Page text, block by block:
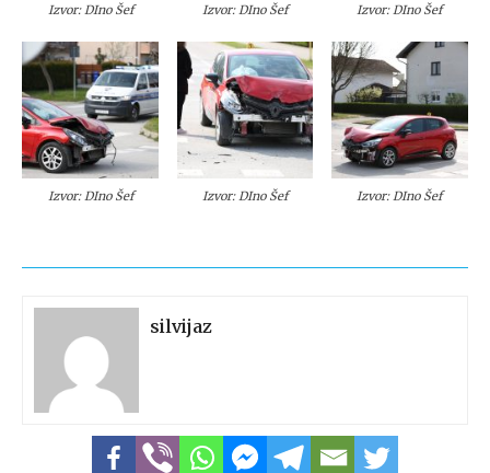
Izvor: DIno Šef Izvor: DIno Šef Izvor: DIno Šef
Izvor: DIno Šef Izvor: DIno Šef Izvor: DIno Šef
silvijaz